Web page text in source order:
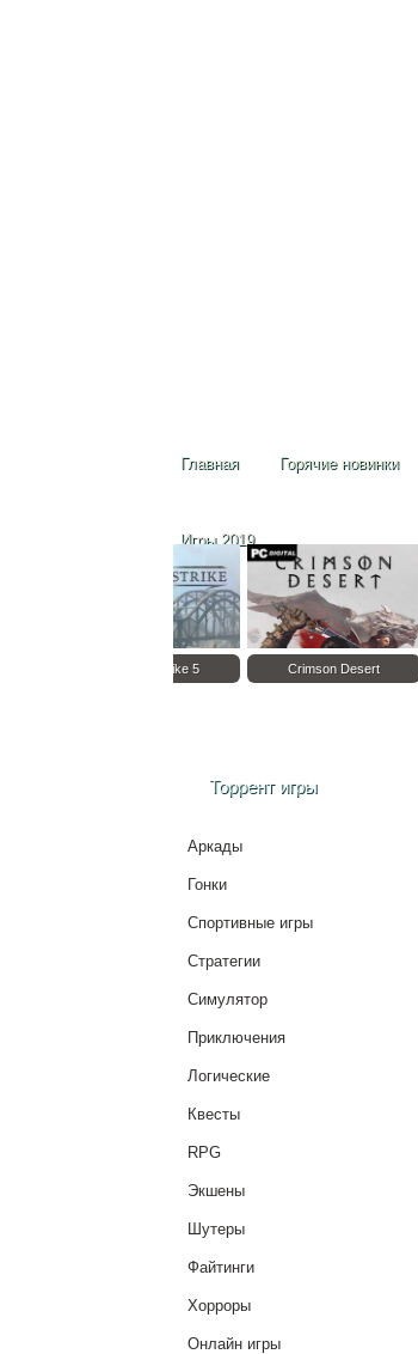
Главная Горячие новинки
Игры 2019
Stronghold Crusader:
Торрент игры
Аркады
Гонки
Спортивные игры
Стратегии
Симулятор
Приключения
Логические
Квесты
RPG
Экшены
Шутеры
Файтинги
Хорроры
Онлайн игры